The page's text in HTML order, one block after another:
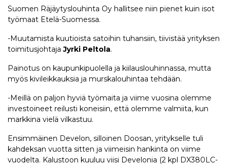
Suomen Räjäytyslouhinta Oy hallitsee niin pienet kuin isot
työmaat Etelä-Suomessa.
-Muutamista kuutioista satoihin tuhansiin, tiivistää yrityksen
toimitusjohtajaJyrki Peltola.
Painotus on kaupunkipuolella ja kiilauslouhinnassa, mutta
myös kivileikkauksia ja murskalouhintaa tehdään.
-Meillä on paljon hyviä työmaita ja viime vuosina olemme
investoineet reilusti koneisiin, että olemme valmiita, kun
markkina vielä vilkastuu.
Ensimmäinen Develon, silloinen Doosan, yritykselle tuli
kahdeksan vuotta sitten ja viimeisin hankinta on viime
vuodelta. Kalustoon kuuluu viisi Develonia (2 kpl DX380LC-